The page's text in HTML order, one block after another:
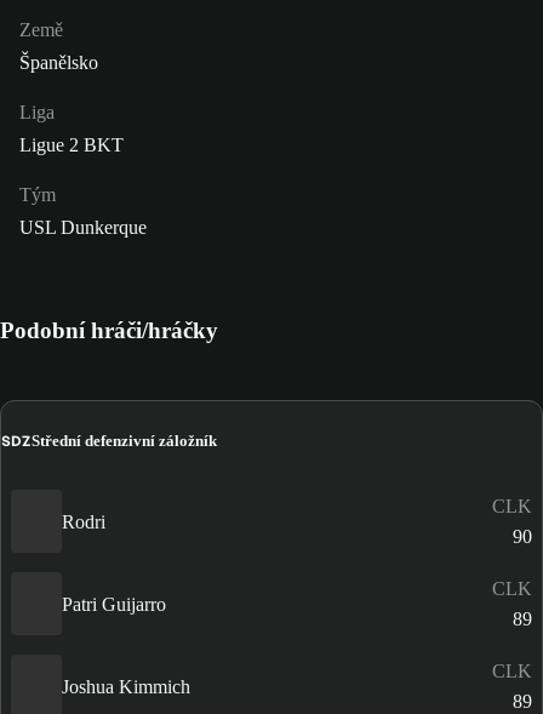
Země
Španělsko
Liga
Ligue 2 BKT
Tým
USL Dunkerque
Podobní hráči/hráčky
SDZStřední defenzivní záložník
Rodri
CLK
90
Patri Guijarro
CLK
89
Joshua Kimmich
CLK
89